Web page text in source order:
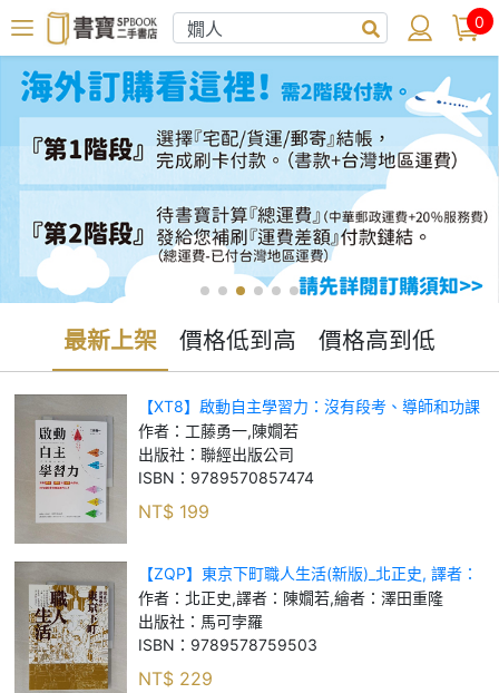
0
最新上架 價格低到高 價格高到低
【XT8】啟動自主學習力：沒有段考、導師和功課
的學校，如何造就未來最需要的人才_工藤勇一, 陳
嫺若
作者： 工藤勇一,陳嫺若
出版社： 聯經出版公司
ISBN： 9789570857474
NT$ 199
【ZQP】東京下町職人生活(新版)_北正史, 譯者：
陳嫺若, 繪者：澤田重隆
作者： 北正史,譯者：陳嫺若,繪者：澤田重隆
出版社： 馬可孛羅
ISBN： 9789578759503
NT$ 229